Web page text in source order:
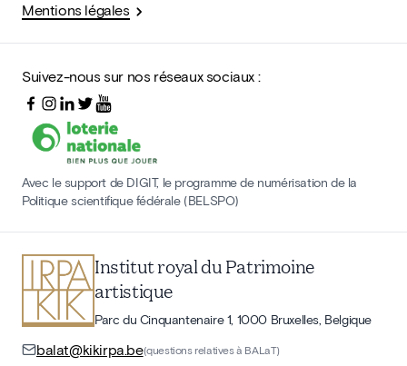
Mentions légales
Suivez-nous sur nos réseaux sociaux :
Avec le support de DIGIT, le programme de numérisation de la
Politique scientifique fédérale (BELSPO)
Institut royal du Patrimoine
artistique
Parc du Cinquantenaire 1, 1000 Bruxelles, Belgique
balat@kikirpa.be(questions relatives à BALaT)